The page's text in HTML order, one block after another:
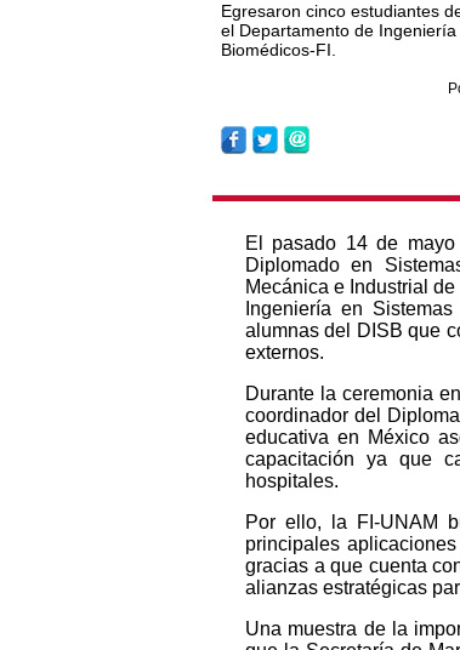
Egresaron cinco estudiantes
el Departamento de
Biomédicos-FI.
El pasado 14 de
Diplomado en
Mecánica e Industrial
Ingeniería en
alumnas del DISB que
externos.
Durante la ceremonia
coordinador del
educativa en México
capacitación ya que
hospitales.
Por ello, la FI-UNAM
principales
gracias a que cuenta
alianzas estratégicas
Una muestra de la